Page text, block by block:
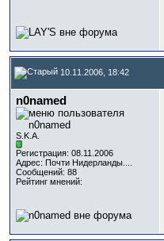
10.11.2006, 18:42
n0named
S.K.A.
Регистрация: 08.11.2006
Адрес: Почти Нидерланды....
Сообщений: 88
Рейтинг мнений: